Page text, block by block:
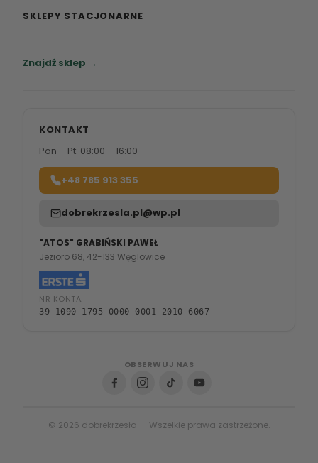
SKLEPY STACJONARNE
Znajdź sklep →
KONTAKT
Pon – Pt: 08:00 – 16:00
+48 785 913 355
dobrekrzesla.pl@wp.pl
"ATOS" GRABIŃSKI PAWEŁ
Jezioro 68, 42-133 Węglowice
NR KONTA:
39 1090 1795 0000 0001 2010 6067
OBSERWUJ NAS
© 2026 dobrekrzesła — Wszelkie prawa zastrzeżone.